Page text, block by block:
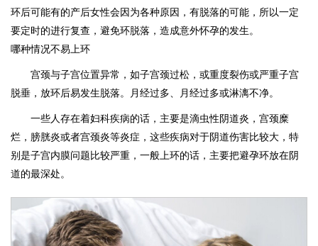
环后可能有的产后女性会因为各种原因，有脱落的可能，所以一定
要定时的进行复查，避免环脱落，造成意外怀孕的发生。
哪种情况不易上环
宫颈与子宫位置异常，如子宫颈过松，或重度裂伤或严重子宫
脱垂，放环后易发生脱落。月经过多、月经过多或淋漓不净。
一些人存在着妇科疾病的话，主要是滴虫性阴道炎，宫颈糜
烂，膀胱炎或者宫颈炎等炎症，这些疾病对于阴道伤害比较大，特
别是子宫内膜问题比较严重，一般上环的话，主要把避孕环放在阴
道的最深处。